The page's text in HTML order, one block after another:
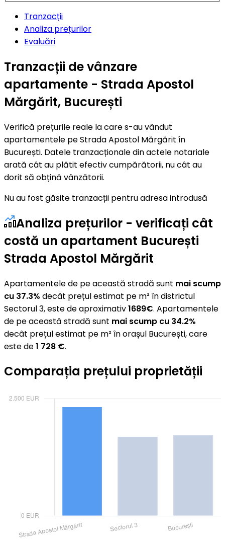
Tranzacții
Analiza prețurilor
Evaluări
Tranzacții de vânzare
apartamente - Strada Apostol
Mărgărit, București
Verifică prețurile reale la care s-au vândut
apartamentele pe Strada Apostol Mărgărit în
București. Datele tranzacționale din actele notariale
arată cât au plătit efectiv cumpărătorii, nu cât au
dorit să obțină vânzătorii.
Nu au fost găsite tranzacții pentru adresa introdusă
Analiza prețurilor - verificați cât
costă un apartament București
Strada Apostol Mărgărit
Apartamentele de pe această stradă sunt mai scump
cu 37.3% decât prețul estimat pe m² în districtul
Sectorul 3, este de aproximativ1689€. Apartamentele
de pe această stradă sunt mai scump cu 34.2%
decât prețul estimat pe m² în orașul București, care
este de1 728 €.
Comparația prețului proprietății